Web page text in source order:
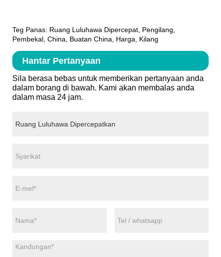
Teg Panas: Ruang Luluhawa Dipercepat, Pengilang,
Pembekal, China, Buatan China, Harga, Kilang
Hantar Pertanyaan
Sila berasa bebas untuk memberikan pertanyaan anda
dalam borang di bawah. Kami akan membalas anda
dalam masa 24 jam.